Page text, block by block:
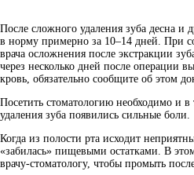
После сложного удаления зуба десна и
в норму примерно за 10–14 дней. При
врача осложнения после экстракции
через несколько дней после операции
кровь, обязательно сообщите об этом
Посетить стоматологию необходимо и в
удаления зуба появились сильные боли.
Когда из полости рта исходит
«забилась» пищевыми остатками. В
врачу-стоматологу, чтобы промыть